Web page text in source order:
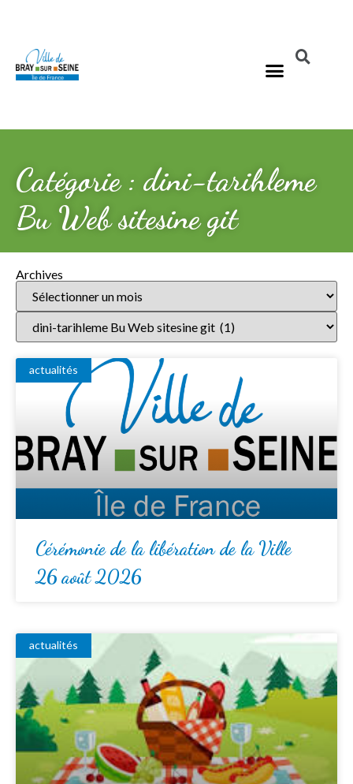
Catégorie : dini-tarihleme
Bu Web sitesine git
Archives
actualités
Cérémonie de la libération de la Ville
26 août 2026
actualités